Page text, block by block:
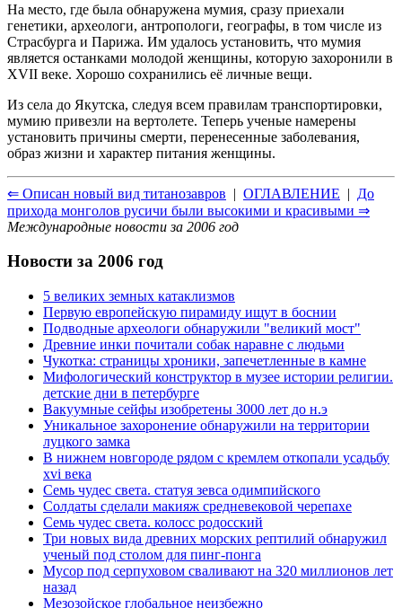
На место, где была обнаружена мумия, сразу приехали
генетики, археологи, антропологи, географы, в том числе из
Страсбурга и Парижа. Им удалось установить, что мумия
является останками молодой женщины, которую захоронили в
XVII веке. Хорошо сохранились её личные вещи.
Из села до Якутска, следуя всем правилам транспортировки,
мумию привезли на вертолете. Теперь ученые намерены
установить причины смерти, перенесенные заболевания,
образ жизни и характер питания женщины.
⇐ Описан новый вид титанозавров | ОГЛАВЛЕНИЕ | До
прихода монголов русичи были высокими и красивыми ⇒
Международные новости за 2006 год
Новости за 2006 год
5 великих земных катаклизмов
Первую европейскую пирамиду ищут в боснии
Подводные археологи обнаружили "великий мост"
Древние инки почитали собак наравне с людьми
Чукотка: страницы хроники, запечетленные в камне
Мифологический конструктор в музее истории религии.
детские дни в петербурге
Вакуумные сейфы изобретены 3000 лет до н.э
Уникальное захоронение обнаружили на территории
луцкого замка
В нижнем новгороде рядом с кремлем откопали усадьбу
xvi века
Семь чудес света. статуя зевса одимпийского
Солдаты сделали макияж средневековой черепахе
Семь чудес света. колосс родосский
Три новых вида древних морских рептилий обнаружил
ученый под столом для пинг-понга
Мусор под cерпуховом сваливают на 320 миллионов лет
назад
Мезозойское глобальное неизбежно